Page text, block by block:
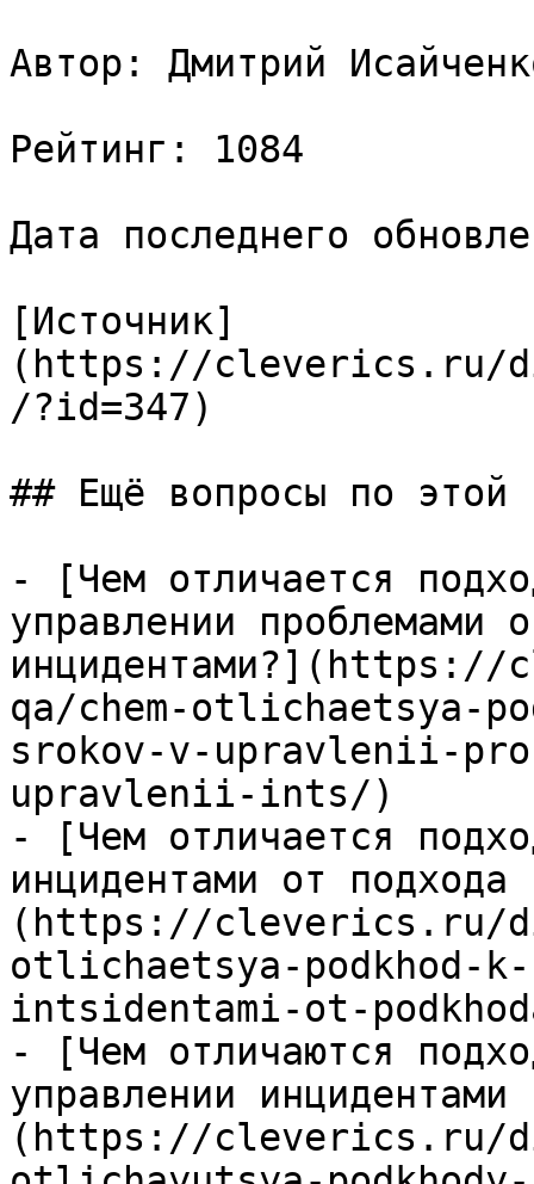
Автор: Дмитрий
Рейтинг: 1084
Дата последнего
[Источник]
(https://cleverics.ru/
/?id=347)
## Ещё вопросы по этой
- [Чем отличается
управлении проблемами
qa/chem-otlichaetsya-
srokov-v-upravlenii-
upravlenii-ints/)
- [Чем отличается
инцидентами от
(https://cleverics.ru/
otlichaetsya-podkhod-
intsidentami-ot-
- [Чем отличаются
управлении
(https://cleverics.ru/